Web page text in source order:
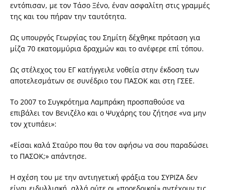
εντόπισαν, με τον Τάσο Ξένο, έναν ασφαλίτη στις γραμμές
της και του πήραν την ταυτότητα.
Ως υπουργός Γεωργίας του Σημίτη δέχθηκε πρόταση για
μίζα 70 εκατομμύρια δραχμών και το ανέφερε επί τόπου.
Ως στέλεχος του ΕΓ κατήγγειλε νοθεία στην έκδοση των
αποτελεσμάτων σε συνέδριο του ΠΑΣΟΚ και στη ΓΣΕΕ.
Το 2007 το Συγκρότημα Λαμπράκη προσπαθούσε να
επιβάλει τον Βενιζέλο και ο Ψυχάρης του ζήτησε «να μην
τον χτυπάει»:
«Είσαι καλά Σταύρο που θα τον αφήσω να σου παραδώσει
το ΠΑΣΟΚ;» απάντησε.
Η σχέση του με την αντιηγετική φράξια του ΣΥΡΙΖΑ δεν